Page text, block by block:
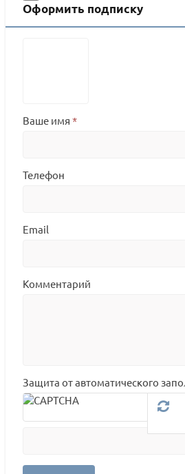
Оформить подписку
Ваше имя *
Телефон
Email
Комментарий
Защита от автоматического